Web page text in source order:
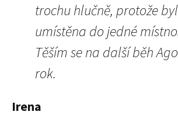
trochu hlučně, protože
umístěna do jedné
Těším se na další běh
rok.
Irena